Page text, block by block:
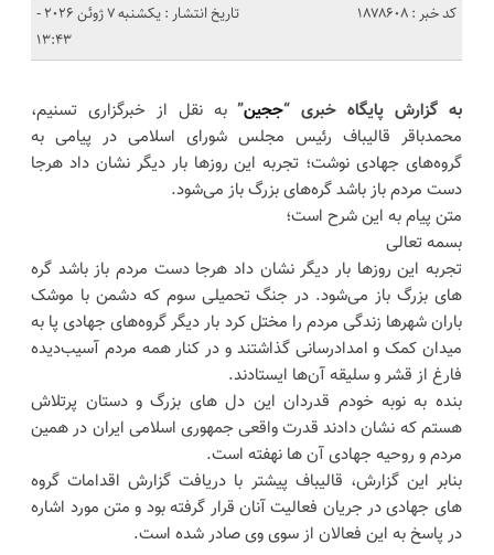
کد خبر : 1878608
تاریخ انتشار : یکشنبه 7 ژوئن 2026 -
13:43
به گزارش پایگاه خبری “ججین”به نقل از خبرگزاری تسنیم،
محمدباقر قالیباف رئیس مجلس شورای اسلامی در پیامی به
گروه‌های جهادی نوشت؛ تجربه این روزها بار دیگر نشان داد هرجا
دست مردم باز باشد گره‌های بزرگ باز می‌شود.
متن پیام به این شرح است؛
بسمه تعالی
تجربه این روزها بار دیگر نشان داد هرجا دست مردم باز باشد گره
های بزرگ باز می‌شود. در جنگ تحمیلی سوم که دشمن با موشک
باران شهرها زندگی مردم را مختل کرد بار دیگر گروه‌های جهادی پا به
میدان کمک و امدادرسانی گذاشتند و در کنار همه مردم آسیب‌دیده
فارغ از قشر و سلیقه آن‌ها ایستادند.
بنده به نوبه خودم قدردان این دل های بزرگ و دستان پرتلاش
هستم که نشان دادند قدرت واقعی جمهوری اسلامی ایران در همین
مردم و روحیه جهادی آن ها نهفته است.
بنابر این گزارش، قالیباف پیشتر با دریافت گزارش اقدامات گروه
های جهادی در جریان فعالیت آنان قرار گرفته بود و متن مورد اشاره
در پاسخ به این فعالان از سوی وی صادر شده است.